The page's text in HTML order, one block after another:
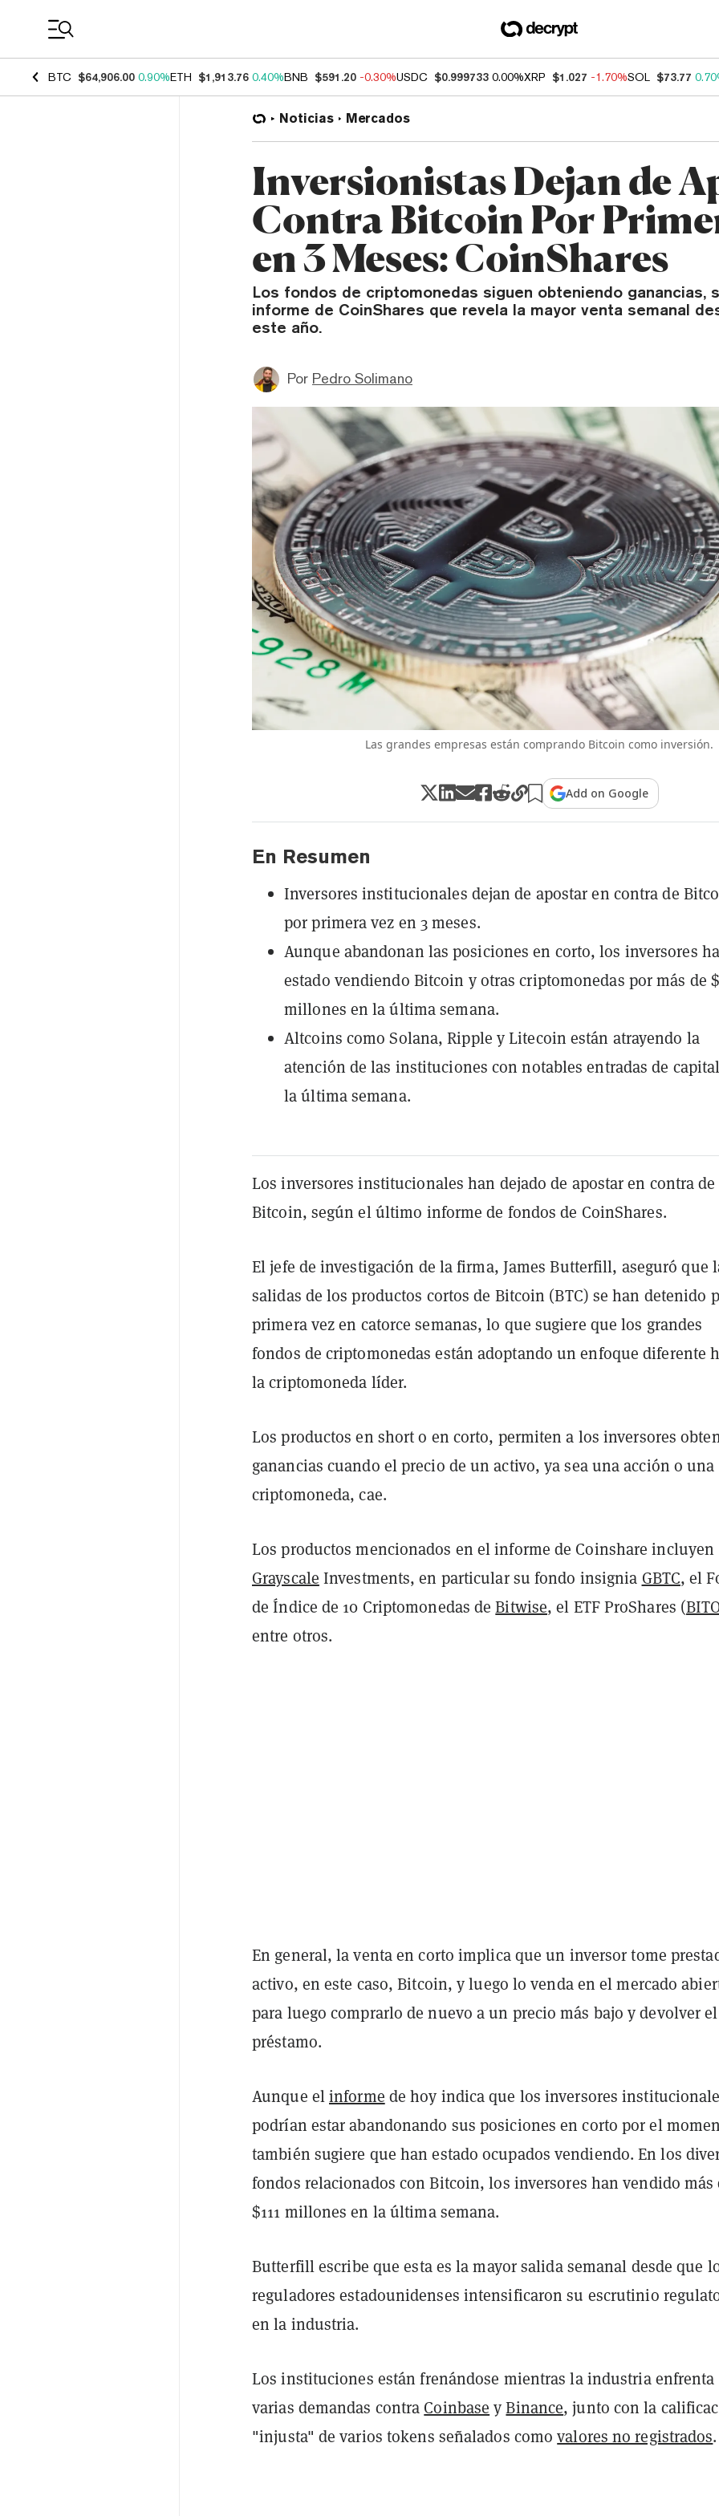
BTC $64,906.00 0.90%ETH $1,913.76 0.40%BNB $591.20 -0.30%USDC $0.999733 0.00%XRP $1.027 -1.70%SOL $73.77
Noticias Mercados
Inversionistas Dejan de
Contra Bitcoin Por
en 3 Meses: CoinShares
Los fondos de criptomonedas siguen obteniendo ganancias,
informe de CoinShares que revela la mayor venta semanal
este año.
Por Pedro Solimano
Las grandes empresas están comprando Bitcoin como inversión.
Add on Google
En Resumen
Inversores institucionales dejan de apostar en contra de
por primera vez en 3 meses.
Aunque abandonan las posiciones en corto, los inversores
estado vendiendo Bitcoin y otras criptomonedas por más de
millones en la última semana.
Altcoins como Solana, Ripple y Litecoin están atrayendo la
atención de las instituciones con notables entradas de
la última semana.
Los inversores institucionales han dejado de apostar en contra de
Bitcoin, según el último informe de fondos de CoinShares.
El jefe de investigación de la firma, James Butterfill, aseguró que
salidas de los productos cortos de Bitcoin (BTC) se han detenido
primera vez en catorce semanas, lo que sugiere que los grandes
fondos de criptomonedas están adoptando un enfoque diferente
la criptomoneda líder.
Los productos en short o en corto, permiten a los inversores
ganancias cuando el precio de un activo, ya sea una acción o una
criptomoneda, cae.
Los productos mencionados en el informe de Coinshare incluyen
Grayscale Investments, en particular su fondo insignia GBTC, el
de Índice de 10 Criptomonedas deBitwise, el ETF ProShares (
entre otros.
En general, la venta en corto implica que un inversor tome
activo, en este caso, Bitcoin, y luego lo venda en el mercado
para luego comprarlo de nuevo a un precio más bajo y devolver el
préstamo.
Aunque elinforme de hoy indica que los inversores
podrían estar abandonando sus posiciones en corto por el
también sugiere que han estado ocupados vendiendo. En los
fondos relacionados con Bitcoin, los inversores han vendido más
$111 millones en la última semana.
Butterfill escribe que esta es la mayor salida semanal desde que
reguladores estadounidenses intensificaron su escrutinio
en la industria.
Los instituciones están frenándose mientras la industria enfrenta
varias demandas contra Coinbase yBinance, junto con la
"injusta" de varios tokens señalados comovalores no registrados.